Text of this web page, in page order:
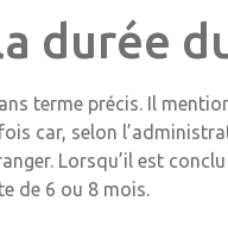
durée
terme précis. Il
car, selon
Lorsqu’il est
de 6 ou 8 mois.